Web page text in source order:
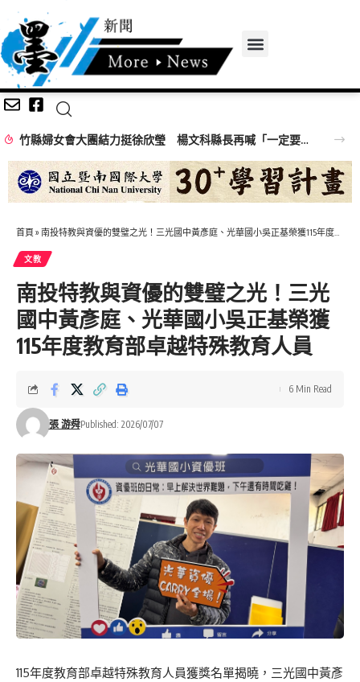
竹縣婦女會大團結力挺徐欣瑩 楊文科縣長再喊「一定要讓徐欣瑩當選」
首頁 » 南投特教與資優的雙璧之光！三光國中黃彥庭、光華國小吳正基榮獲115年度教育部卓越特殊教育人員
文教
南投特教與資優的雙璧之光！三光
國中黃彥庭、光華國小吳正基榮獲
115年度教育部卓越特殊教育人員
張 游舜Published: 2026/07/07
6 Min Read
115年度教育部卓越特殊教育人員獲獎名單揭曉，三光國中黃彥